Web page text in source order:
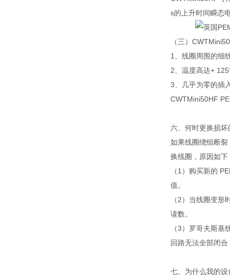
s的上升时间瞬态
（三）
1、线圈周围的细
2、温度高达+
3、几乎为零的插
CWTMini50HF
六、何时更换损坏
如果线圈绕组断
换线圈，原因如下
（1）购买新的
值。
（2）当线圈变
读数。
（3）罗哥夫斯
回路无法全部闭
七、为什么我的